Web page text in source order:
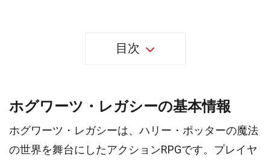
目次
ホグワーツ・レガシーの基本情報
ホグワーツ・レガシーは、ハリー・ポッターの魔法
の世界を舞台にしたアクションRPGです。プレイヤ